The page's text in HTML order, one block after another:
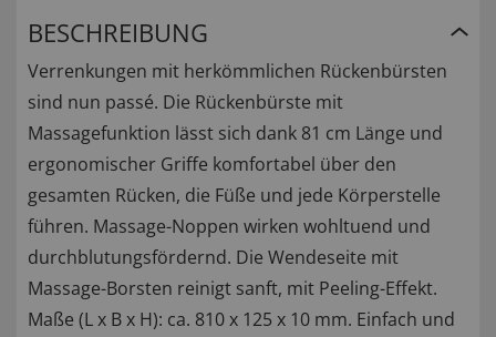
BESCHREIBUNG
Verrenkungen mit herkömmlichen Rückenbürsten
sind nun passé. Die Rückenbürste mit
Massagefunktion lässt sich dank 81 cm Länge und
ergonomischer Griffe komfortabel über den
gesamten Rücken, die Füße und jede Körperstelle
führen. Massage-Noppen wirken wohltuend und
durchblutungsfördernd. Die Wendeseite mit
Massage-Borsten reinigt sanft, mit Peeling-Effekt.
Maße (L x B x H): ca. 810 x 125 x 10 mm. Einfach und